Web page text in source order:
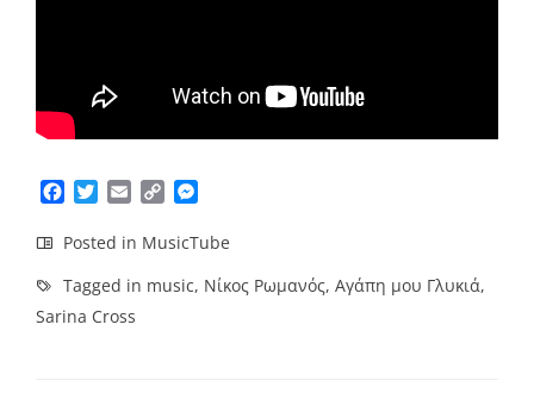
Facebook
TwitterEmailCopy
Posted in MusicTube
Tagged in music, Νίκος Ρωμανός, Αγάπη μου Γλυκιά,
Sarina Cross